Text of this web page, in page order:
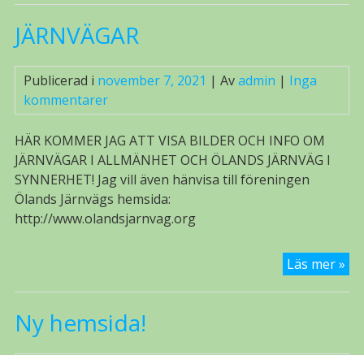
JÄRNVÄGAR
Publicerad i november 7, 2021 | Avadmin | Inga
kommentarer
HÄR KOMMER JAG ATT VISA BILDER OCH INFO OM
JÄRNVÄGAR I ALLMÄNHET OCH ÖLANDS JÄRNVÄG I
SYNNERHET! Jag vill även hänvisa till föreningen
Ölands Järnvägs hemsida:
http://www.olandsjarnvag.org
Läs mer »
Ny hemsida!